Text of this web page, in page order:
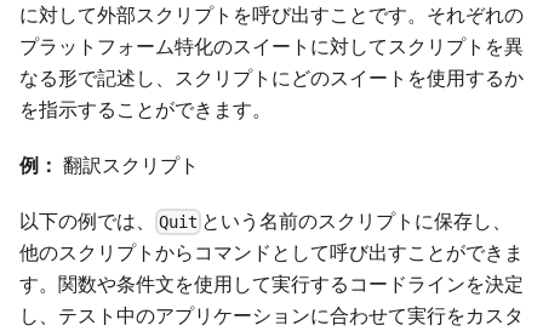
に対して外部スクリプトを呼び出すことです。それぞれの
プラットフォーム特化のスイートに対してスクリプトを異
なる形で記述し、スクリプトにどのスイートを使用するか
を指示することができます。
例： 翻訳スクリプト
以下の例では、 Quit という名前のスクリプトに保存し、
他のスクリプトからコマンドとして呼び出すことができま
す。関数や条件文を使用して実行するコードラインを決定
し、テスト中のアプリケーションに合わせて実行をカスタ